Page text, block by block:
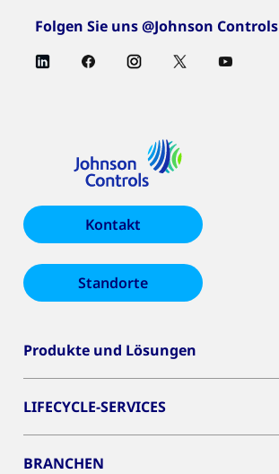
Folgen Sie uns @Johnson Controls
Kontakt
Standorte
Produkte und Lösungen
LIFECYCLE-SERVICES
BRANCHEN